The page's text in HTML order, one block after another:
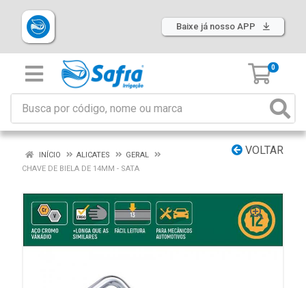
Baixe já nosso APP
0
VOLTAR
INÍCIO ALICATES
GERAL
CHAVE DE BIELA DE 14MM - SATA